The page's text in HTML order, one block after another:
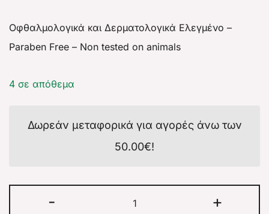
Οφθαλμολογικά και Δερματολογικά Ελεγμένο –
Paraben Free – Non tested on animals
4 σε απόθεμα
Δωρεάν μεταφορικά για αγορές άνω των
50.00€!
- +